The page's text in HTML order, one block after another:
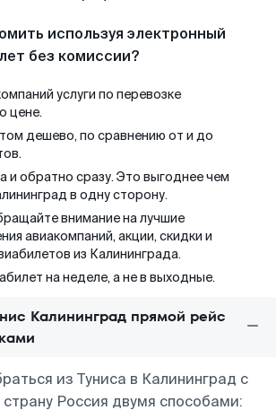
используя электронный
без комиссии?
услуги по перевозке
цене.
дешево, по сравнению от и до
и обратно сразу. Это выгоднее чем
в одну сторону.
внимание на лучшие
авиакомпаний, акции, скидки и
из Калининграда.
на неделе, а не в выходные.
Калининград прямой рейс
из Туниса в Калининград с
Россия двумя способами: